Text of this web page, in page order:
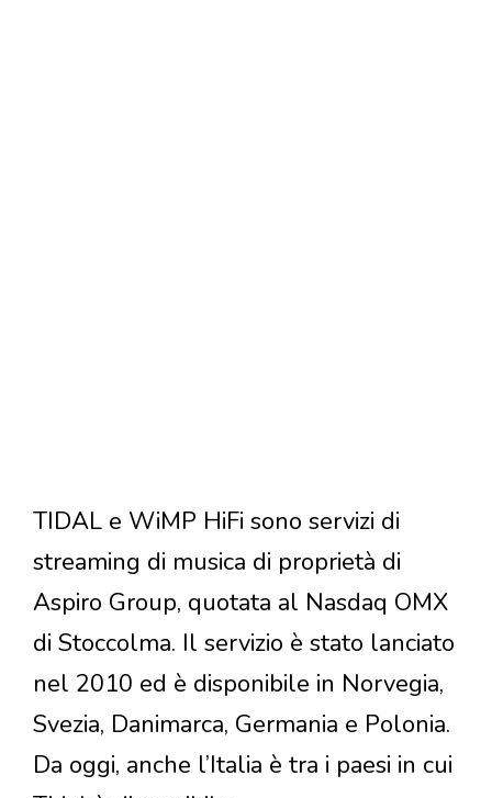
TIDAL e WiMP HiFi sono servizi di
streaming di musica di proprietà di
Aspiro Group, quotata al Nasdaq OMX
di Stoccolma. Il servizio è stato lanciato
nel 2010 ed è disponibile in Norvegia,
Svezia, Danimarca, Germania e Polonia.
Da oggi, anche l’Italia è tra i paesi in cui